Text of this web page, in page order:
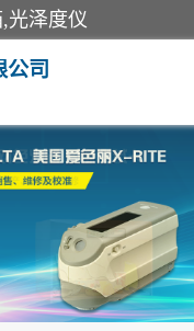
光泽度仪
司